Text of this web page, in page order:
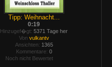
Tipp: Weihnacht...
0:19
Hinzugef�gt: 5371 Tage her
Von vulkantv
Ansichten: 1365
Kommentare: 0
Noch nicht Bewertet